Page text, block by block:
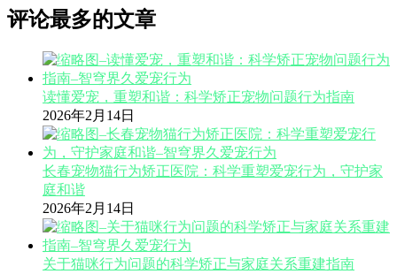
评论最多的文章
读懂爱宠，重塑和谐：科学矫正宠物问题行为指南
2026年2月14日
长春宠物猫行为矫正医院：科学重塑爱宠行为，守护家
庭和谐
2026年2月14日
关于猫咪行为问题的科学矫正与家庭关系重建指南